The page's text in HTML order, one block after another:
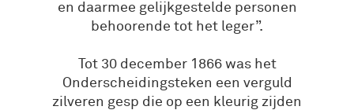
en daarmee gelijkgestelde personen
behoorende tot het leger”.
Tot 30 december 1866 was het
Onderscheidingsteken een verguld
zilveren gesp die op een kleurig zijden